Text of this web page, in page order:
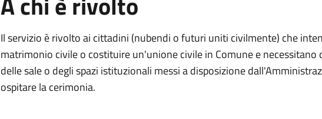
Il servizio è rivolto ai cittadini (nubendi o futuri uniti civilmente) che
matrimonio civile o costituire un'unione civile in Comune e necessitano
delle sale o degli spazi istituzionali messi a disposizione
ospitare la cerimonia.